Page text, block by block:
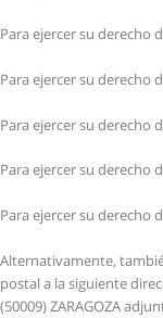
Para ejercer su derecho
Para ejercer su derecho
Para ejercer su derecho
Para ejercer su derecho
Para ejercer su derecho
Alternativamente,
postal a la siguiente
(50009) ZARAGOZA